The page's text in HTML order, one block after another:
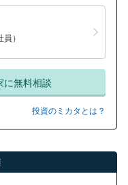
）
に無料相談
投資のミカタとは？